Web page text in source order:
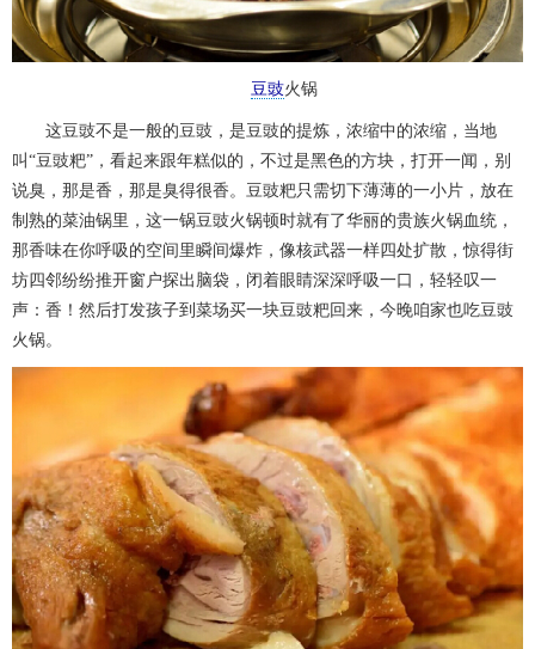
豆豉火锅
这豆豉不是一般的豆豉，是豆豉的提炼，浓缩中的浓缩，当地
叫“豆豉粑”，看起来跟年糕似的，不过是黑色的方块，打开一闻，别
说臭，那是香，那是臭得很香。豆豉粑只需切下薄薄的一小片，放在
制熟的菜油锅里，这一锅豆豉火锅顿时就有了华丽的贵族火锅血统，
那香味在你呼吸的空间里瞬间爆炸，像核武器一样四处扩散，惊得街
坊四邻纷纷推开窗户探出脑袋，闭着眼睛深深呼吸一口，轻轻叹一
声：香！然后打发孩子到菜场买一块豆豉粑回来，今晚咱家也吃豆豉
火锅。